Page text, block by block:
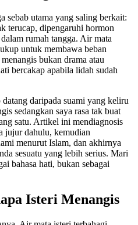
sebab utama yang saling berkait:
terucap, dipengaruhi hormon
rumah tangga. Air mata
untuk membawa beban
bukan drama atau
bercakap apabila lidah sudah
daripada suami yang keliru
sedangkan saya rasa tak buat
satu. Artikel ini mendiagnosis
jujur dahulu, kemudian
menurut Islam, dan akhirnya
sesuatu yang lebih serius. Mari
bahasa hati, bukan sebagai
Isteri Menangis